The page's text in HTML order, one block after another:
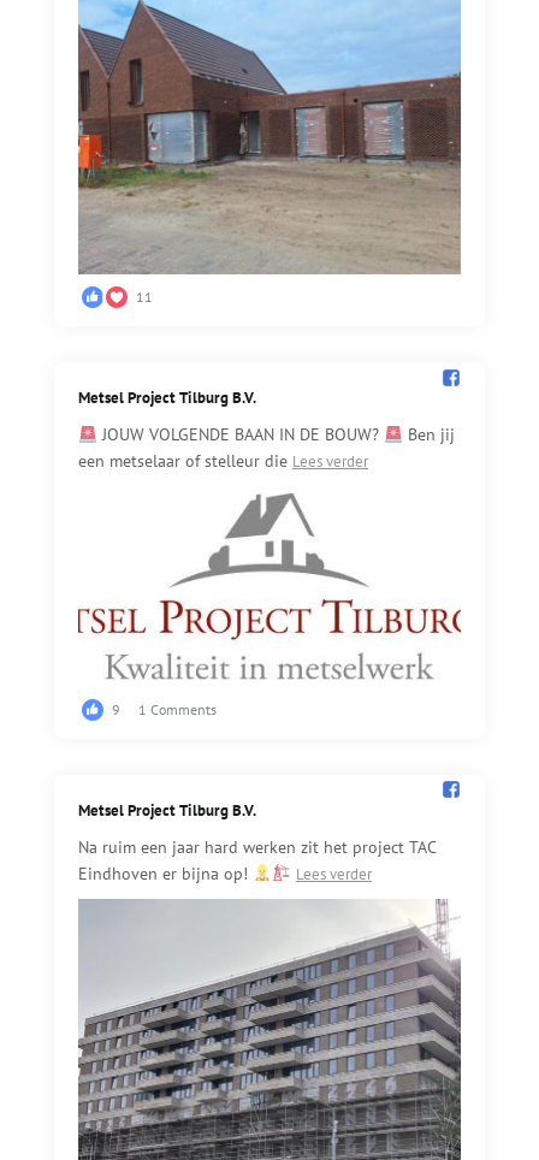
11
Metsel Project Tilburg B.V.️
JOUW VOLGENDE BAAN IN DE BOUW?
Ben jij
een metselaar of stelleur die Lees verder
9 1 Comments
Metsel Project Tilburg B.V.️
Na ruim een jaar hard werken zit het project TAC
Eindhoven er bijna op!
Lees verder